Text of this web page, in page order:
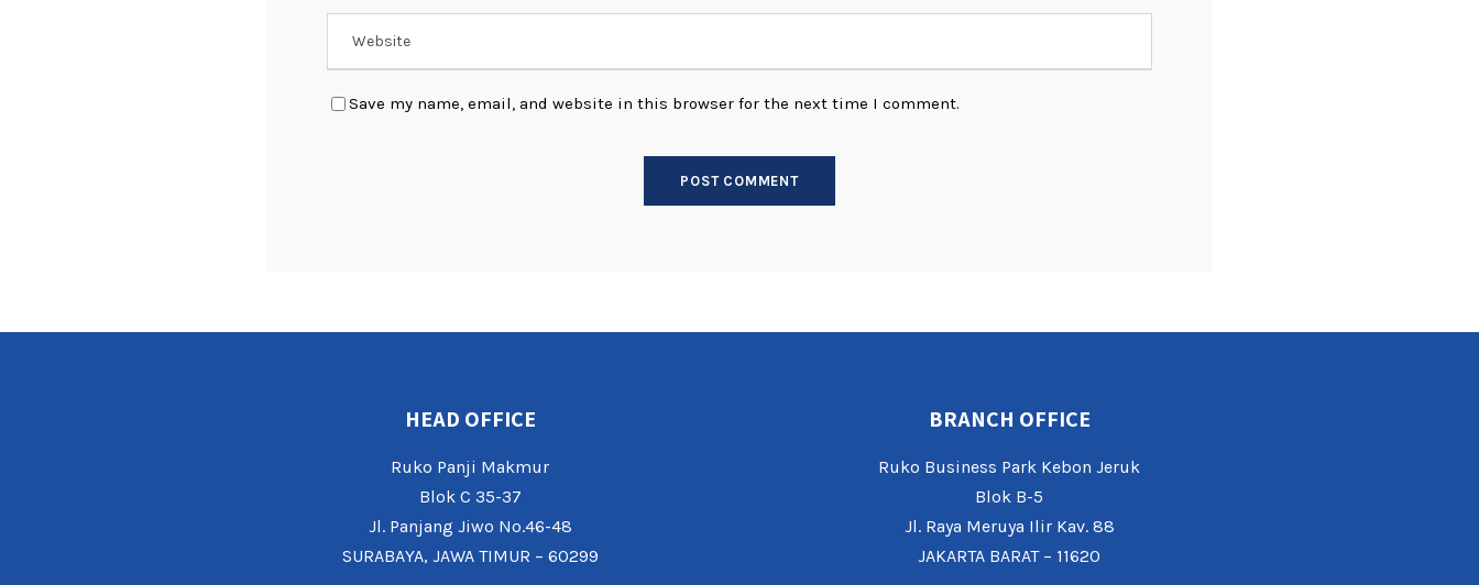
Save my name, email, and website in this browser for the next time I comment.
HEAD OFFICE
Ruko Panji Makmur
Blok C 35-37
Jl. Panjang Jiwo No.46-48
SURABAYA, JAWA TIMUR – 60299
BRANCH OFFICE
Ruko Business Park Kebon Jeruk
Blok B-5
Jl. Raya Meruya Ilir Kav. 88
JAKARTA BARAT – 11620